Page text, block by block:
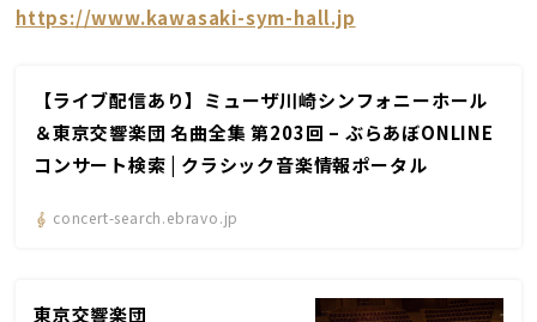
https://www.kawasaki-sym-hall.jp
【ライブ配信あり】ミューザ川崎シンフォニーホール
＆東京交響楽団 名曲全集 第203回 – ぶらあぼONLINE
コンサート検索 | クラシック音楽情報ポータル
concert-search.ebravo.jp
東京交響楽団